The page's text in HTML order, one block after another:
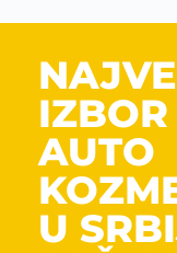
IZBOR
AUTO
U